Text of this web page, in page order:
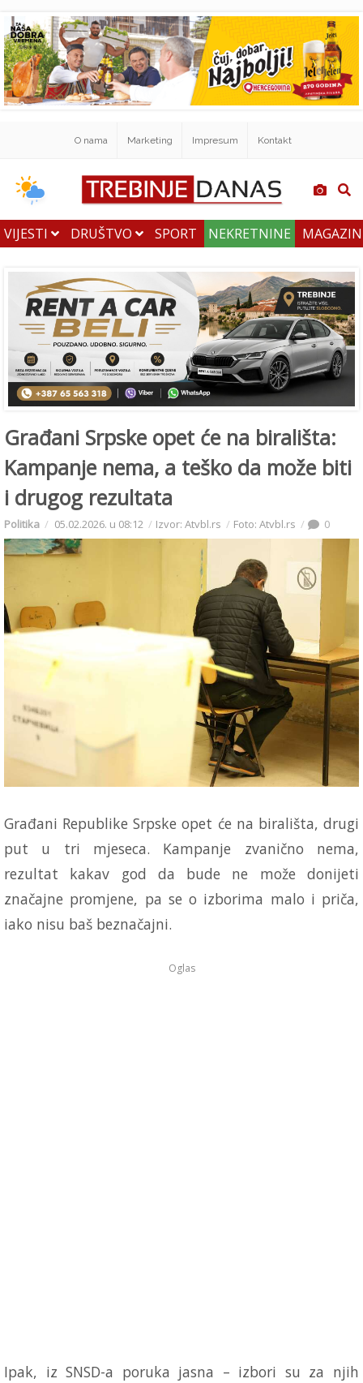
O nama Marketing Impresum Kontakt
VIJESTI DRUŠTVO SPORT NEKRETNINE
Građani Srpske opet će na birališta:
Kampanje nema, a teško da može biti
i drugog rezultata
Politika 05.02.2026. u 08:12 Izvor: Atvbl.rs Foto: Atvbl.rs 0
Građani Republike Srpske opet će na birališta, drugi
put u tri mjeseca. Kampanje zvanično nema,
rezultat kakav god da bude ne može donijeti
značajne promjene, pa se o izborima malo i priča,
iako nisu baš beznačajni.
Oglas
Ipak, iz SNSD-a poruka jasna – izbori su za njih